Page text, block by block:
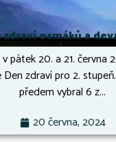
zdraví osmáků a
pátek 20. a 21. června
zdraví pro 2.
předem vybral 6 z...
20 června, 2024